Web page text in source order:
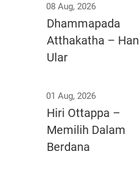
08 Aug, 2026
Dhammapada
Atthakatha –
Ular
01 Aug, 2026
Hiri Ottappa –
Memilih Dalam
Berdana